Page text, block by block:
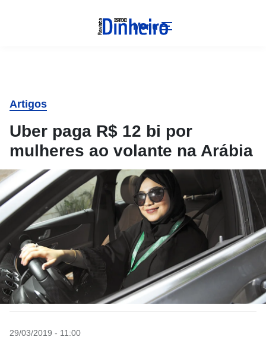
Menu
Artigos
Uber paga R$ 12 bi por
mulheres ao volante na Arábia
29/03/2019 - 11:00